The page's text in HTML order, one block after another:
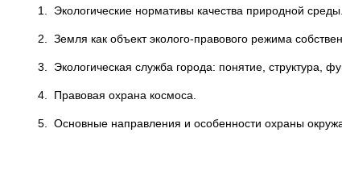
1. Экологические нормативы качества природной среды.
2. Земля как объект эколого-правового режима
3. Экологическая служба города: понятие, структура,
4. Правовая охрана космоса.
5. Основные направления и особенности охраны